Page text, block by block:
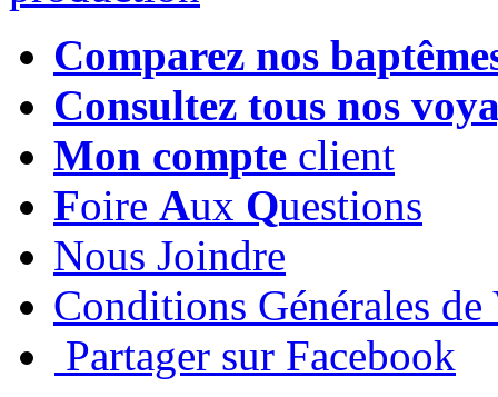
Comparez nos
Consultez tous nos
Mon compte client
Foire Aux Questions
Nous Joindre
Conditions Générales de
Partager sur Facebook